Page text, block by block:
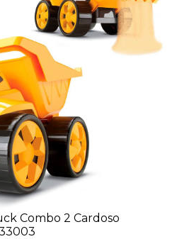
Combo 2 Cardoso